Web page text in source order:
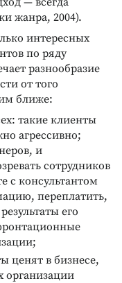
жанра, 2004).
интересных
по ряду
разнообразие
от того
ближе:
такие клиенты
агрессивно;
и
сотрудников
с консультантом
переплатить,
его
ценят в бизнесе,
организации